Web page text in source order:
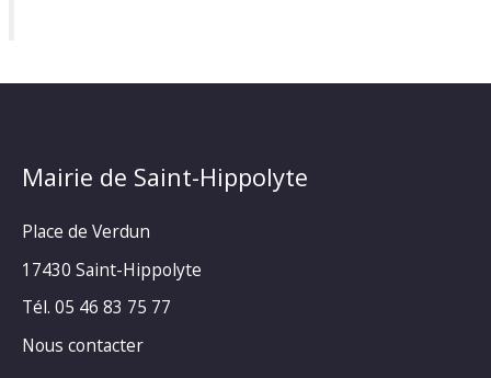
Mairie de Saint-Hippolyte
Place de Verdun
17430 Saint-Hippolyte
Tél. 05 46 83 75 77
Nous contacter